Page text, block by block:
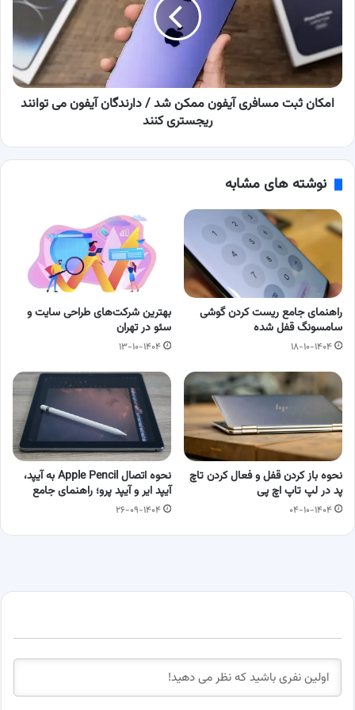
ممکن
/
دارندگان
آیفون
می
کنند
امکان ثبت مسافری آیفون ممکن شد / دارندگان آیفون می توانند
ریجستری کنند
نوشته های مشابه
راهنمای جامع ریست کردن گوشی
سامسونگ قفل شده
۱۸-۱۰-۱۴۰۴
بهترین شرکت‌های طراحی سایت و
سئو در تهران
۱۳-۱۰-۱۴۰۴
نحوه باز کردن قفل و فعال کردن تاچ‌
پد در لپ‌ تاپ اچ‌ پی
۰۴-۱۰-۱۴۰۴
نحوه اتصال Apple Pencil به آیپد،
آیپد ایر و آیپد پرو؛ راهنمای جامع
۲۶-۰۹-۱۴۰۴